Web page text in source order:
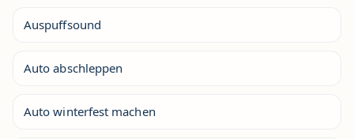
Auspuffsound
Auto abschleppen
Auto winterfest machen